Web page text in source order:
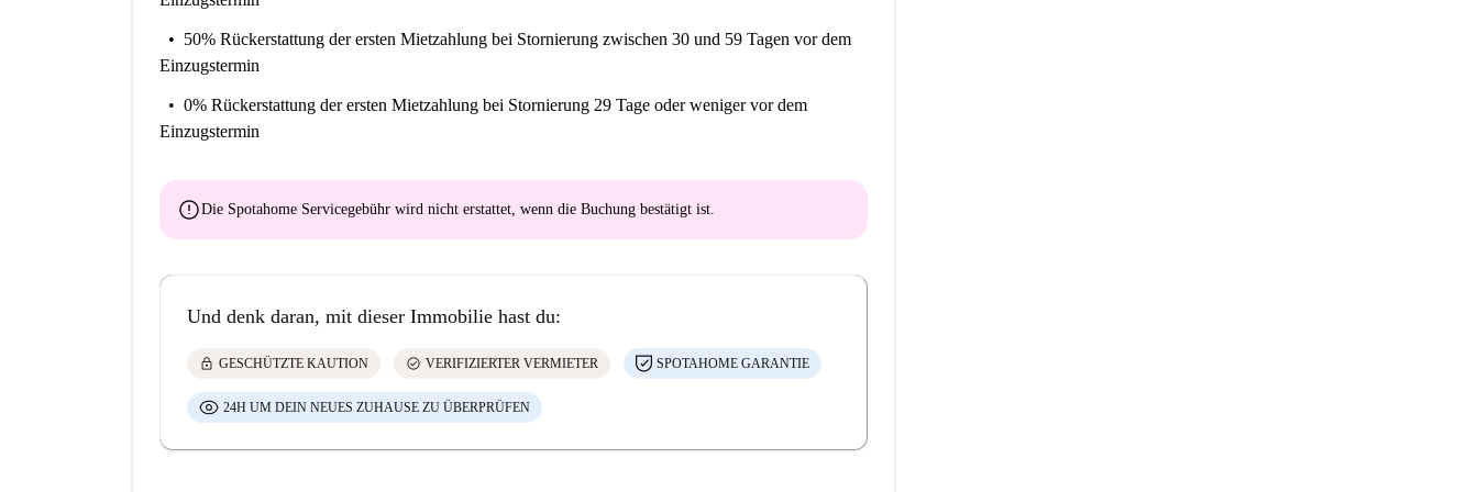
50% Rückerstattung der ersten Mietzahlung bei Stornierung zwischen 30 und 59 Tagen vor dem
Einzugstermin
0% Rückerstattung der ersten Mietzahlung bei Stornierung 29 Tage oder weniger vor dem
Einzugstermin
errorDie Spotahome Servicegebühr wird nicht erstattet, wenn die Buchung bestätigt ist.
Und denk daran, mit dieser Immobilie hast du:
lock GESCHÜTZTE KAUTION check_circle VERIFIZIERTER VERMIETER SPOTAHOME GARANTIE
24H UM DEIN NEUES ZUHAUSE ZU ÜBERPRÜFEN